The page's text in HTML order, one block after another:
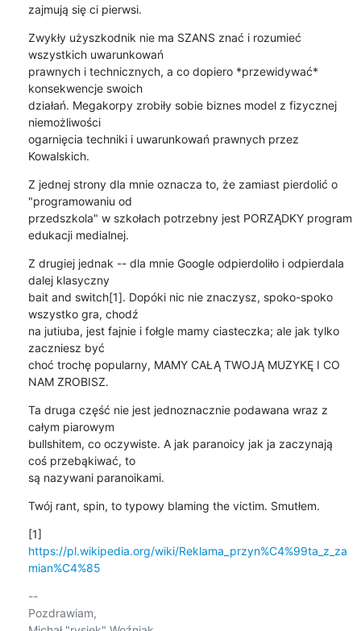
zajmują się ci pierwsi.
Zwykły użyszkodnik nie ma SZANS znać i rozumieć
wszystkich uwarunkowań
prawnych i technicznych, a co dopiero *przewidywać*
konsekwencje swoich
działań. Megakorpy zrobiły sobie biznes model z fizycznej
niemożliwości
ogarnięcia techniki i uwarunkowań prawnych przez
Kowalskich.
Z jednej strony dla mnie oznacza to, że zamiast pierdolić o
"programowaniu od
przedszkola" w szkołach potrzebny jest PORZĄDKY program
edukacji medialnej.
Z drugiej jednak -- dla mnie Google odpierdoliło i odpierdala
dalej klasyczny
bait and switch[1]. Dopóki nic nie znaczysz, spoko-spoko
wszystko gra, chodź
na jutiuba, jest fajnie i fołgle mamy ciasteczka; ale jak tylko
zaczniesz być
choć trochę popularny, MAMY CAŁĄ TWOJĄ MUZYKĘ I CO
NAM ZROBISZ.
Ta druga część nie jest jednoznacznie podawana wraz z
całym piarowym
bullshitem, co oczywiste. A jak paranoicy jak ja zaczynają
coś przebąkiwać, to
są nazywani paranoikami.
Twój rant, spin, to typowy blaming the victim. Smutłem.
https://pl.wikipedia.org/wiki/Reklama_przyn%C4%99ta_z_za
mian%C4%85
--
Pozdrawiam,